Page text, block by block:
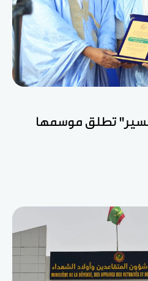
تطلق موسمها